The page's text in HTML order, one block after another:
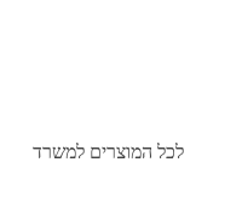
לכל המוצרים למשרד